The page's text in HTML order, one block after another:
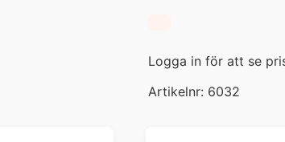
Logga in för att se
Artikelnr: 6032